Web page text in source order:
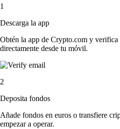
1
Descarga la app
Obtén la app de Crypto.com y
directamente desde tu móvil.
2
Deposita fondos
Añade fondos en euros o transfiere
empezar a operar.